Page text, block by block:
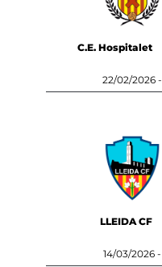
C.E. Hospitalet
22/02/2026 -
LLEIDA CF
14/03/2026 -